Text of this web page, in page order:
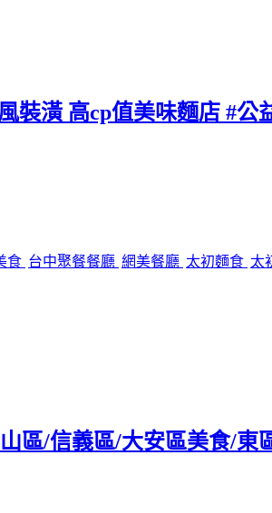
裝潢 高cp值美味麵店 #公
食 台中聚餐餐廳 網美餐廳 太初麵食 太
區/信義區/大安區美食/